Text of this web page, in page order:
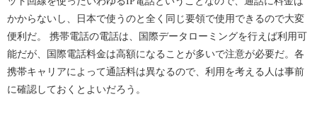
かからないし、日本で使うのと全く同じ要領で使用できるので大変
便利だ。 携帯電話の電話は、国際データローミングを行えば利用可
能だが、国際電話料金は高額になることが多いで注意が必要だ。各
携帯キャリアによって通話料は異なるので、利用を考える人は事前
に確認しておくとよいだろう。